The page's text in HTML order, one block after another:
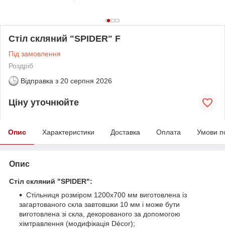
Стіл скляний "SPIDER" F
Під замовлення
Роздріб
Відправка з 20 серпня 2026
Ціну уточнюйте
Опис Характеристики Доставка Оплата Умови
Опис
Стіл скляний "SPIDER":
Стільниця розміром 1200х700 мм виготовлена із
загартованого скла завтовшки 10 мм і може бути
виготовлена зі скла, декорованого за допомогою
хімтравлення (модифікація Décor);